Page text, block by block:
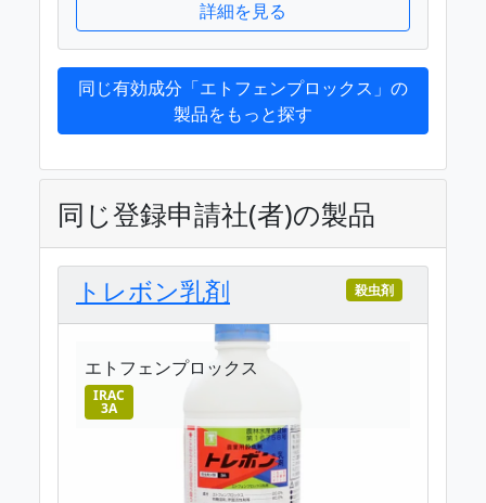
詳細を見る
同じ有効成分「エトフェンプロックス」の
製品をもっと探す
同じ登録申請社(者)の製品
トレボン乳剤 殺虫剤
エトフェンプロックス
IRAC
3A